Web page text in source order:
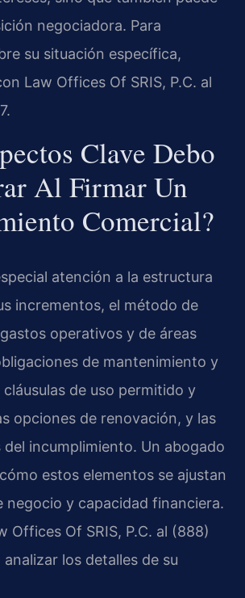
negociadora. Para
su situación específica,
Law Offices Of SRIS, P.C. al
Clave Debo
Al Firmar Un
Comercial?
atención a la estructura
incrementos, el método de
operativos y de áreas
de mantenimiento y
de uso permitido y
opciones de renovación, y las
del incumplimiento. Un abogado
estos elementos se ajustan
negocio y capacidad financiera.
Offices Of SRIS, P.C. al (888)
los detalles de su